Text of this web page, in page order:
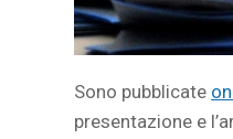
Sono pubblicate
presentazione e